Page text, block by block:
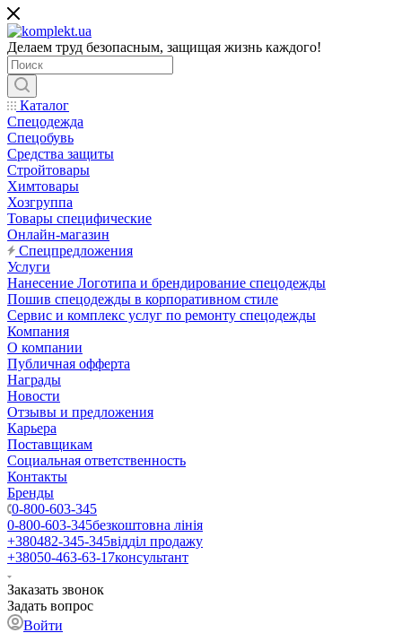
Делаем труд безопасным, защищая жизнь каждого!
Каталог
Спецодежда
Спецобувь
Средства защиты
Стройтовары
Химтовары
Хозгруппа
Товары специфические
Онлайн-магазин
Спецпредложения
Услуги
Нанесение Логотипа и брендирование спецодежды
Пошив спецодежды в корпоративном стиле
Сервис и комплекс услуг по ремонту спецодежды
Компания
О компании
Публичная офферта
Награды
Новости
Отзывы и предложения
Карьера
Поставщикам
Социальная ответственность
Контакты
Бренды
0-800-603-345
0-800-603-345безкоштовна лінія
+380482-345-345відділ продажу
+38050-463-63-17консультант
Заказать звонок
Задать вопрос
Войти